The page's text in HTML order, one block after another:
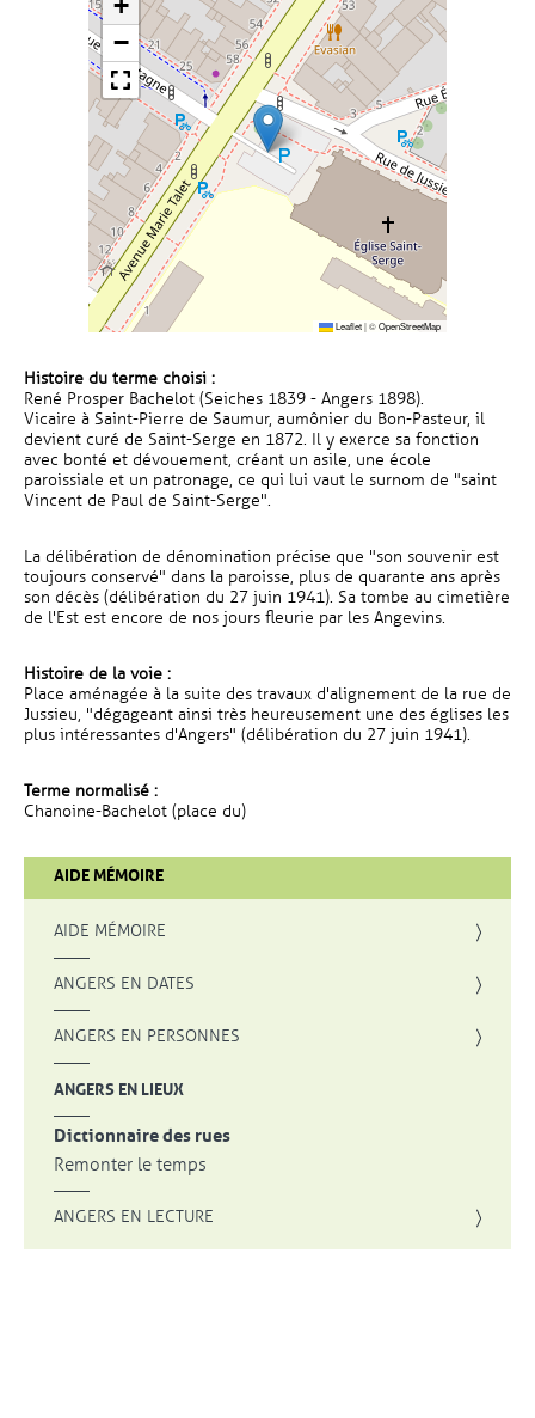
−
Leaflet|©OpenStreetMap
Histoire du terme choisi :
René Prosper Bachelot (Seiches 1839 - Angers 1898).
Vicaire à Saint-Pierre de Saumur, aumônier du Bon-Pasteur, il
devient curé de Saint-Serge en 1872. Il y exerce sa fonction
avec bonté et dévouement, créant un asile, une école
paroissiale et un patronage, ce qui lui vaut le surnom de "saint
Vincent de Paul de Saint-Serge".
La délibération de dénomination précise que "son souvenir est
toujours conservé" dans la paroisse, plus de quarante ans après
son décès (délibération du 27 juin 1941). Sa tombe au cimetière
de l'Est est encore de nos jours fleurie par les Angevins.
Histoire de la voie :
Place aménagée à la suite des travaux d'alignement de la rue de
Jussieu, "dégageant ainsi très heureusement une des églises les
plus intéressantes d'Angers" (délibération du 27 juin 1941).
Terme normalisé :
Chanoine-Bachelot (place du)
AIDE MÉMOIRE
AIDE MÉMOIRE
ANGERS EN DATES
ANGERS EN PERSONNES
ANGERS EN LIEUX
Dictionnaire des rues
Remonter le temps
ANGERS EN LECTURE